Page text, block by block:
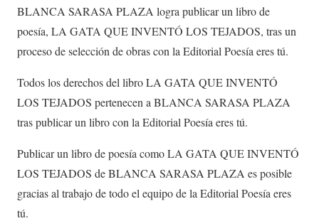
BLANCA SARASA PLAZA logra publicar un libro de
poesía, LA GATA QUE INVENTÓ LOS TEJADOS, tras un
proceso de selección de obras con la Editorial Poesía eres tú.
Todos los derechos del libro LA GATA QUE INVENTÓ
LOS TEJADOS pertenecen a BLANCA SARASA PLAZA
tras publicar un libro con la Editorial Poesía eres tú.
Publicar un libro de poesía como LA GATA QUE INVENTÓ
LOS TEJADOS de BLANCA SARASA PLAZA es posible
gracias al trabajo de todo el equipo de la Editorial Poesía eres
tú.